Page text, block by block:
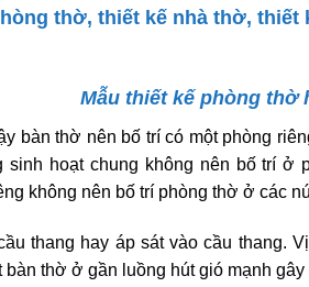
Mẫu thiết kế phòng thờ
bàn thờ nên bố trí có một phòng
hoạt chung không nên bố trí ở
không nên bố trí phòng thờ ở các
thang hay áp sát vào cầu thang.
bàn thờ ở gần luồng hút gió mạnh